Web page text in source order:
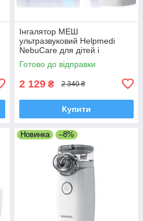
Інгалятор МЕШ
ультразвуковий Helpmedi
NebuCare для дітей і
дорослих
Готово до відправки
2 129 ₴ 2 340 ₴
Купити
Новинка –8%